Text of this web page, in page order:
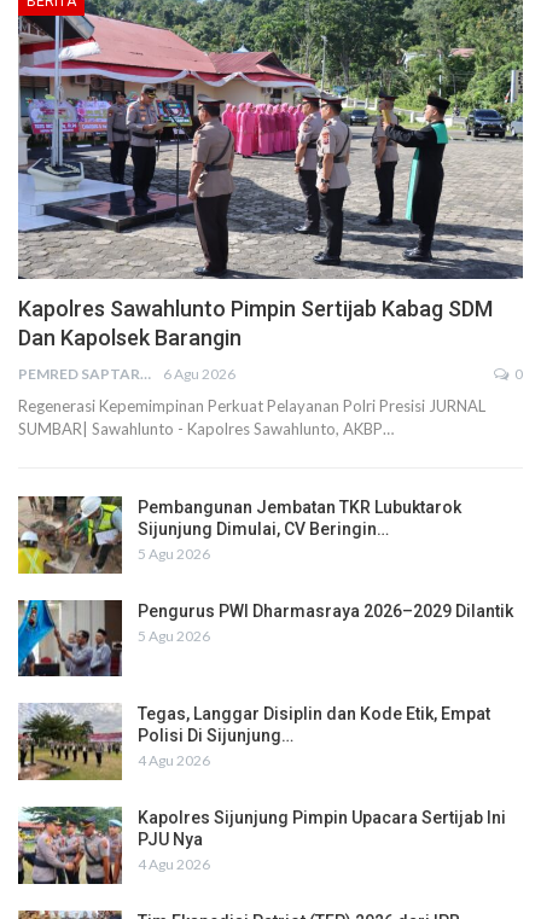
Kapolres Sawahlunto Pimpin Sertijab Kabag SDM
Dan Kapolsek Barangin
PEMRED SAPTARIUS 6 Agu 2026 0
Regenerasi Kepemimpinan Perkuat Pelayanan Polri Presisi JURNAL
SUMBAR| Sawahlunto - Kapolres Sawahlunto, AKBP…
Pembangunan Jembatan TKR Lubuktarok
Sijunjung Dimulai, CV Beringin…
5 Agu 2026
Pengurus PWI Dharmasraya 2026–2029 Dilantik
5 Agu 2026
Tegas, Langgar Disiplin dan Kode Etik, Empat
Polisi Di Sijunjung…
4 Agu 2026
Kapolres Sijunjung Pimpin Upacara Sertijab Ini
PJU Nya
4 Agu 2026